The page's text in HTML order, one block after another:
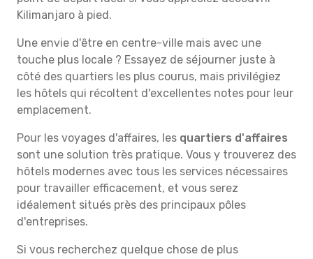
Kilimanjaro à pied.
Une envie d'être en centre-ville mais avec une
touche plus locale ? Essayez de séjourner juste à
côté des quartiers les plus courus, mais privilégiez
les hôtels qui récoltent d'excellentes notes pour leur
emplacement.
Pour les voyages d'affaires, les quartiers d'affaires
sont une solution très pratique. Vous y trouverez des
hôtels modernes avec tous les services nécessaires
pour travailler efficacement, et vous serez
idéalement situés près des principaux pôles
d'entreprises.
Si vous recherchez quelque chose de plus